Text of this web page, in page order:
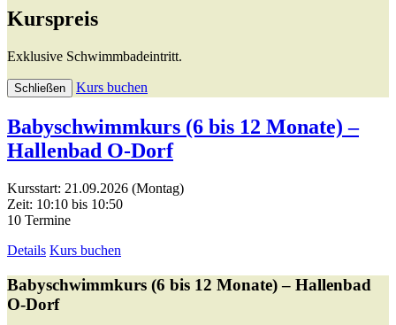
Kurspreis
Exklusive Schwimmbadeintritt.
Schließen Kurs buchen
Babyschwimmkurs (6 bis 12 Monate) –
Hallenbad O-Dorf
Kursstart: 21.09.2026 (Montag)
Zeit: 10:10 bis 10:50
10 Termine
Details Kurs buchen
Babyschwimmkurs (6 bis 12 Monate) – Hallenbad
O-Dorf